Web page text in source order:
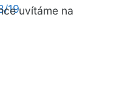
19uvítáme na